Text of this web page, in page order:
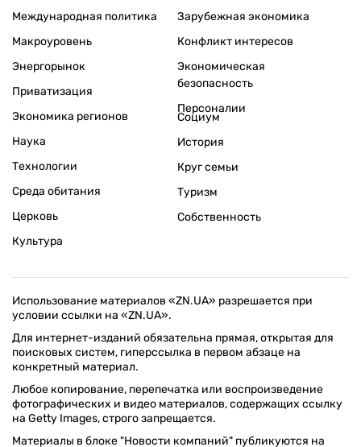
Международная политика
Макроуровень
Энергорынок
Приватизация
Экономика регионов
Зарубежная экономика
Конфликт интересов
Экономическая
безопасность
Персоналии
Наука
Технологии
Среда обитания
Церковь
Культура
Социум
История
Круг семьи
Туризм
Собственность
Использование материалов «ZN.UA» разрешается при
условии ссылки на «ZN.UA».
Для интернет-изданий обязательна прямая, открытая для
поисковых систем, гиперссылка в первом абзаце на
конкретный материал.
Любое копирование, перепечатка или воспроизведение
фотографических и видео материалов, содержащих ссылку
на Getty Images, строго запрещается.
Материалы в блоке "Новости компаний" публикуются на